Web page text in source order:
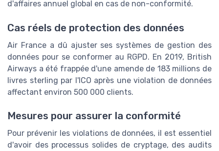
d'affaires annuel global en cas de non-conformité.
Cas réels de protection des données
Air France a dû ajuster ses systèmes de gestion des
données pour se conformer au RGPD. En 2019, British
Airways a été frappée d'une amende de 183 millions de
livres sterling par l'ICO après une violation de données
affectant environ 500 000 clients.
Mesures pour assurer la conformité
Pour prévenir les violations de données, il est essentiel
d'avoir des processus solides de cryptage, des audits